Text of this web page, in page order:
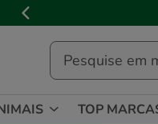
de
mensagem,
TOP